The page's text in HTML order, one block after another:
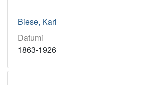
Biese, Karl
Datumi
1863-1926